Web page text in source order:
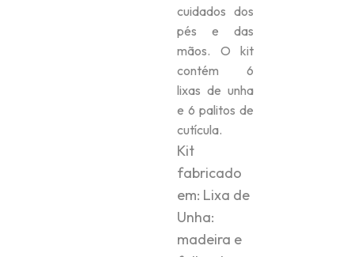
cuidados dos
pés e das
mãos. O kit
contém 6
lixas de unha
e 6 palitos de
cutícula.
Kit
fabricado
em: Lixa de
Unha:
madeira e